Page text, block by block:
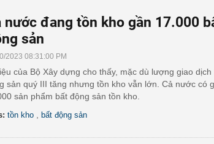
nước đang tồn kho gần 17.000
sản
2023 08:31:00 PM
của Bộ Xây dựng cho thấy, mặc dù lượng giao dịch
sản quý III tăng nhưng tồn kho vẫn lớn. Cả nước có
sản phẩm bất động sản tồn kho.
tồn kho bất động sản